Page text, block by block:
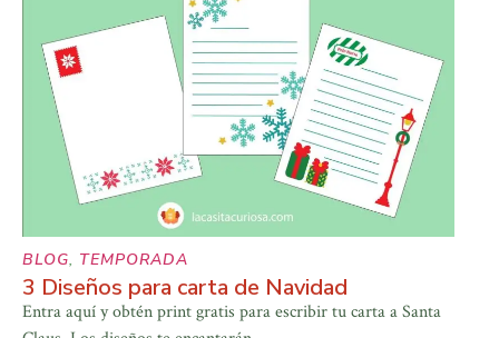
BLOG, TEMPORADA
3 Diseños para carta de Navidad
Entra aquí y obtén print gratis para escribir tu carta a Santa